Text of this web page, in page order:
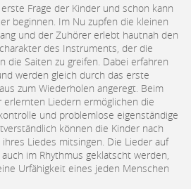
Frage der Kinder und schon kann
beginnen. Im Nu zupfen die kleinen
und der Zuhörer erlebt hautnah den
des Instruments, der die
die Saiten zu greifen. Dabei erfahren
werden gleich durch das erste
zum Wiederholen angeregt. Beim
Liedern ermöglichen die
und problemlose eigenständige
können die Kinder nach
Liedes mitsingen. Die Lieder auf
im Rhythmus geklatscht werden,
Urfähigkeit eines jeden Menschen